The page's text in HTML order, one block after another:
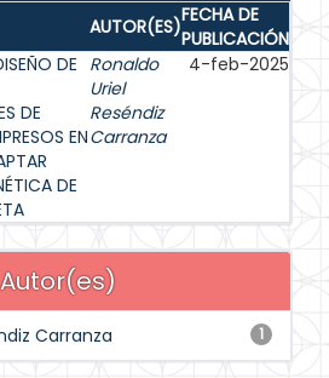
AUTOR(ES)FECHA DE
PUBLICACIÓN
DE
DE
EN
DE
Ronaldo
Uriel
Reséndiz
Carranza
4-feb-2025
Autor(es)
1
Carranza